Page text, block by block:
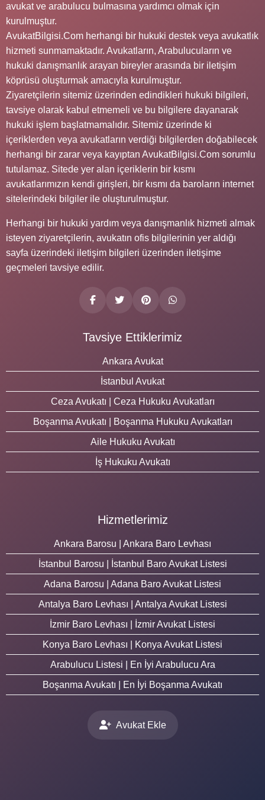
avukat ve arabulucu bulmasına yardımcı olmak için
kurulmuştur.
AvukatBilgisi.Com herhangi bir hukuki destek veya avukatlık
hizmeti sunmamaktadır. Avukatların, Arabulucuların ve
hukuki danışmanlık arayan bireyler arasında bir iletişim
köprüsü oluşturmak amacıyla kurulmuştur.
Ziyaretçilerin sitemiz üzerinden edindikleri hukuki bilgileri,
tavsiye olarak kabul etmemeli ve bu bilgilere dayanarak
hukuki işlem başlatmamalıdır. Sitemiz üzerinde ki
içeriklerden veya avukatların verdiği bilgilerden doğabilecek
herhangi bir zarar veya kayıptan AvukatBilgisi.Com sorumlu
tutulamaz. Sitede yer alan içeriklerin bir kısmı
avukatlarımızın kendi girişleri, bir kısmı da baroların internet
sitelerindeki bilgiler ile oluşturulmuştur.
Herhangi bir hukuki yardım veya danışmanlık hizmeti almak
isteyen ziyaretçilerin, avukatın ofis bilgilerinin yer aldığı
sayfa üzerindeki iletişim bilgileri üzerinden iletişime
geçmeleri tavsiye edilir.
Tavsiye Ettiklerimiz
Ankara Avukat
İstanbul Avukat
Ceza Avukatı | Ceza Hukuku Avukatları
Boşanma Avukatı | Boşanma Hukuku Avukatları
Aile Hukuku Avukatı
İş Hukuku Avukatı
Hizmetlerimiz
Ankara Barosu | Ankara Baro Levhası
İstanbul Barosu | İstanbul Baro Avukat Listesi
Adana Barosu | Adana Baro Avukat Listesi
Antalya Baro Levhası | Antalya Avukat Listesi
İzmir Baro Levhası | İzmir Avukat Listesi
Konya Baro Levhası | Konya Avukat Listesi
Arabulucu Listesi | En İyi Arabulucu Ara
Boşanma Avukatı | En İyi Boşanma Avukatı
Avukat Ekle